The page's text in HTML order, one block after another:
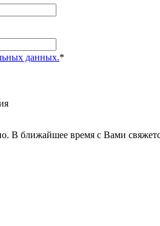
данных.*
В ближайшее время с Вами